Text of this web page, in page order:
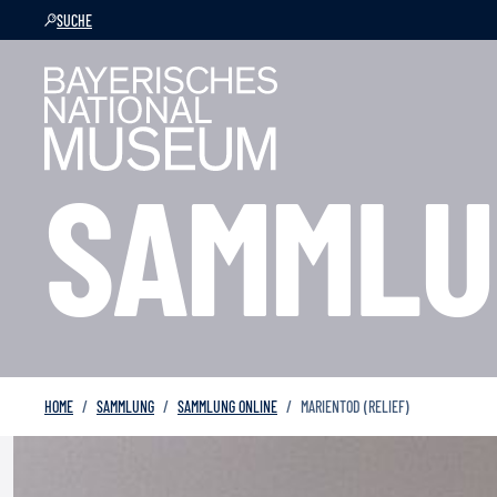
SUCHE
HOME SAMMLUNG SAMMLUNG ONLINE MARIENTOD (RELIEF)